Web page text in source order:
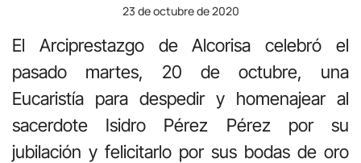
23 de octubre de 2020
El Arciprestazgo de Alcorisa celebró el
pasado martes, 20 de octubre, una
Eucaristía para despedir y homenajear al
sacerdote Isidro Pérez Pérez por su
jubilación y felicitarlo por sus bodas de oro